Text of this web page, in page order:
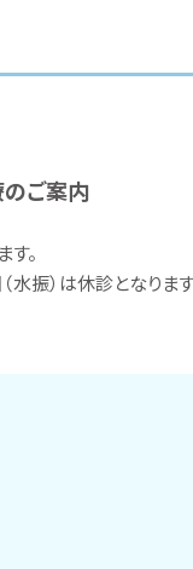
のご案内
。
水振）は休診となります